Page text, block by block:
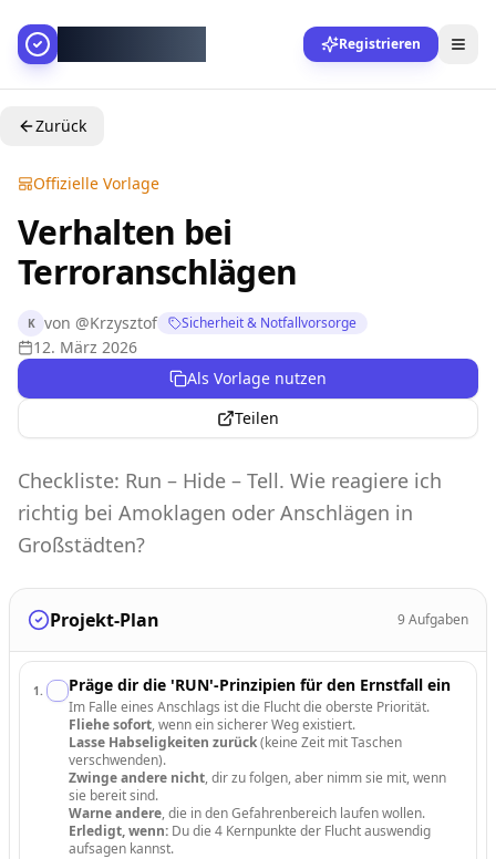
Registrieren
Zurück
Offizielle Vorlage
Verhalten bei
Terroranschlägen
K von @Krzysztof Sicherheit & Notfallvorsorge
12. März 2026
Als Vorlage nutzen
Teilen
Checkliste: Run – Hide – Tell. Wie reagiere ich
richtig bei Amoklagen oder Anschlägen in
Großstädten?
Projekt-Plan 9Aufgaben
1 . Präge dir die 'RUN'-Prinzipien für den Ernstfall ein
Im Falle eines Anschlags ist die Flucht die oberste Priorität.
Fliehe sofort, wenn ein sicherer Weg existiert.
Lasse Habseligkeiten zurück(keine Zeit mit Taschen
verschwenden).
Zwinge andere nicht, dir zu folgen, aber nimm sie mit, wenn
sie bereit sind.
Warne andere, die in den Gefahrenbereich laufen wollen.
Erledigt, wenn: Du die 4 Kernpunkte der Flucht auswendig
aufsagen kannst.